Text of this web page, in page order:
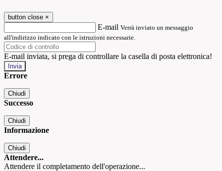
button close ×
E-mail Verrà inviato un messaggio
all'indirizzo indicato con le istruzioni necessarie.
E-mail inviata, si prega di controllare la casella di posta elettronica!
Errore
Chiudi
Successo
Chiudi
Informazione
Chiudi
Attendere...
Attendere il completamento dell'operazione...